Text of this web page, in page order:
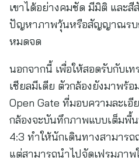
เขาได้อย่างคมชัด มีมิติ และสี
ปัญหาภาพวุ้นหรือสัญญาณรบ
หมดจด
นอกจากนี้ เพื่อให้สอดรับกับเ
เชียลมีเดีย ตัวกล้องยังมาพร้
Open Gate ที่มอบความละเ
กล้องจะบันทึกภาพแบบเต็มพื้น
4:3 ทำให้นักเดินทางสามารถ
แต่สามารถนำไปจัดเฟรมภา